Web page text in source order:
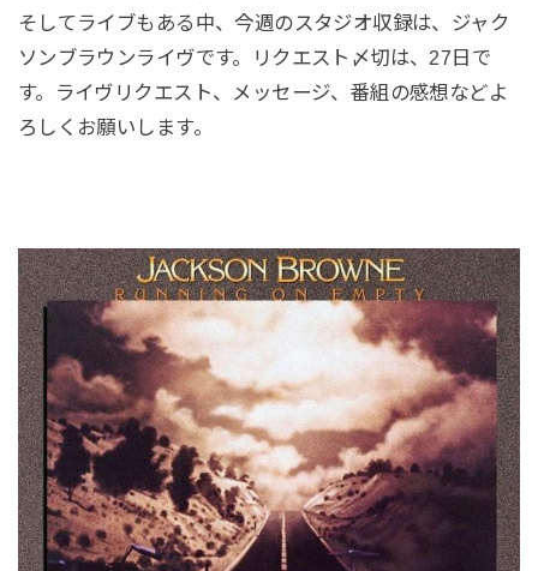
そしてライブもある中、今週のスタジオ収録は、ジャク
ソンブラウンライヴです。リクエスト〆切は、27日で
す。ライヴリクエスト、メッセージ、番組の感想などよ
ろしくお願いします。